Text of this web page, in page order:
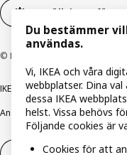
Inställningar för
© Inter IKEA Systems B.V. 1999-
IKEA Family integritetspolicy
Ansvarsfullt avslöjandepolicy
Du bestämmer
användas.
Vi, IKEA och våra
webbplatser. Dina
dessa IKEA
helst. Vissa behövs
Följande cookies är
Cookies för att